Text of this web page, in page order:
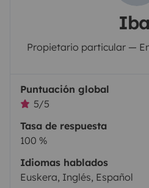
Propietario particular —
Puntuación global
5/5
Tasa de respuesta
100 %
Idiomas hablados
Euskera, Inglés, Español